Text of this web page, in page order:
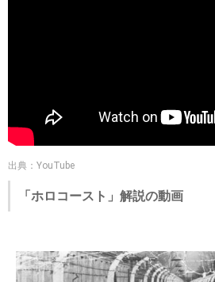
出典：YouTube
「ホロコースト」解説の動画